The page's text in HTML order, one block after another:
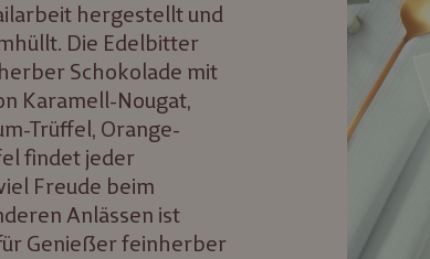
hergestellt und
Die Edelbitter
Schokolade mit
Karamell-Nougat,
Trüffel, Orange-
findet jeder
Freude beim
Anlässen ist
Genießer feinherber